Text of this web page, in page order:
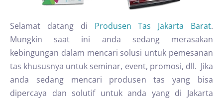
Selamat datang di Produsen Tas Jakarta Barat.
Mungkin saat ini anda sedang merasakan
kebingungan dalam mencari solusi untuk pemesanan
tas khususnya untuk seminar, event, promosi, dll. Jika
anda sedang mencari produsen tas yang bisa
dipercaya dan solutif untuk anda yang di Jakarta